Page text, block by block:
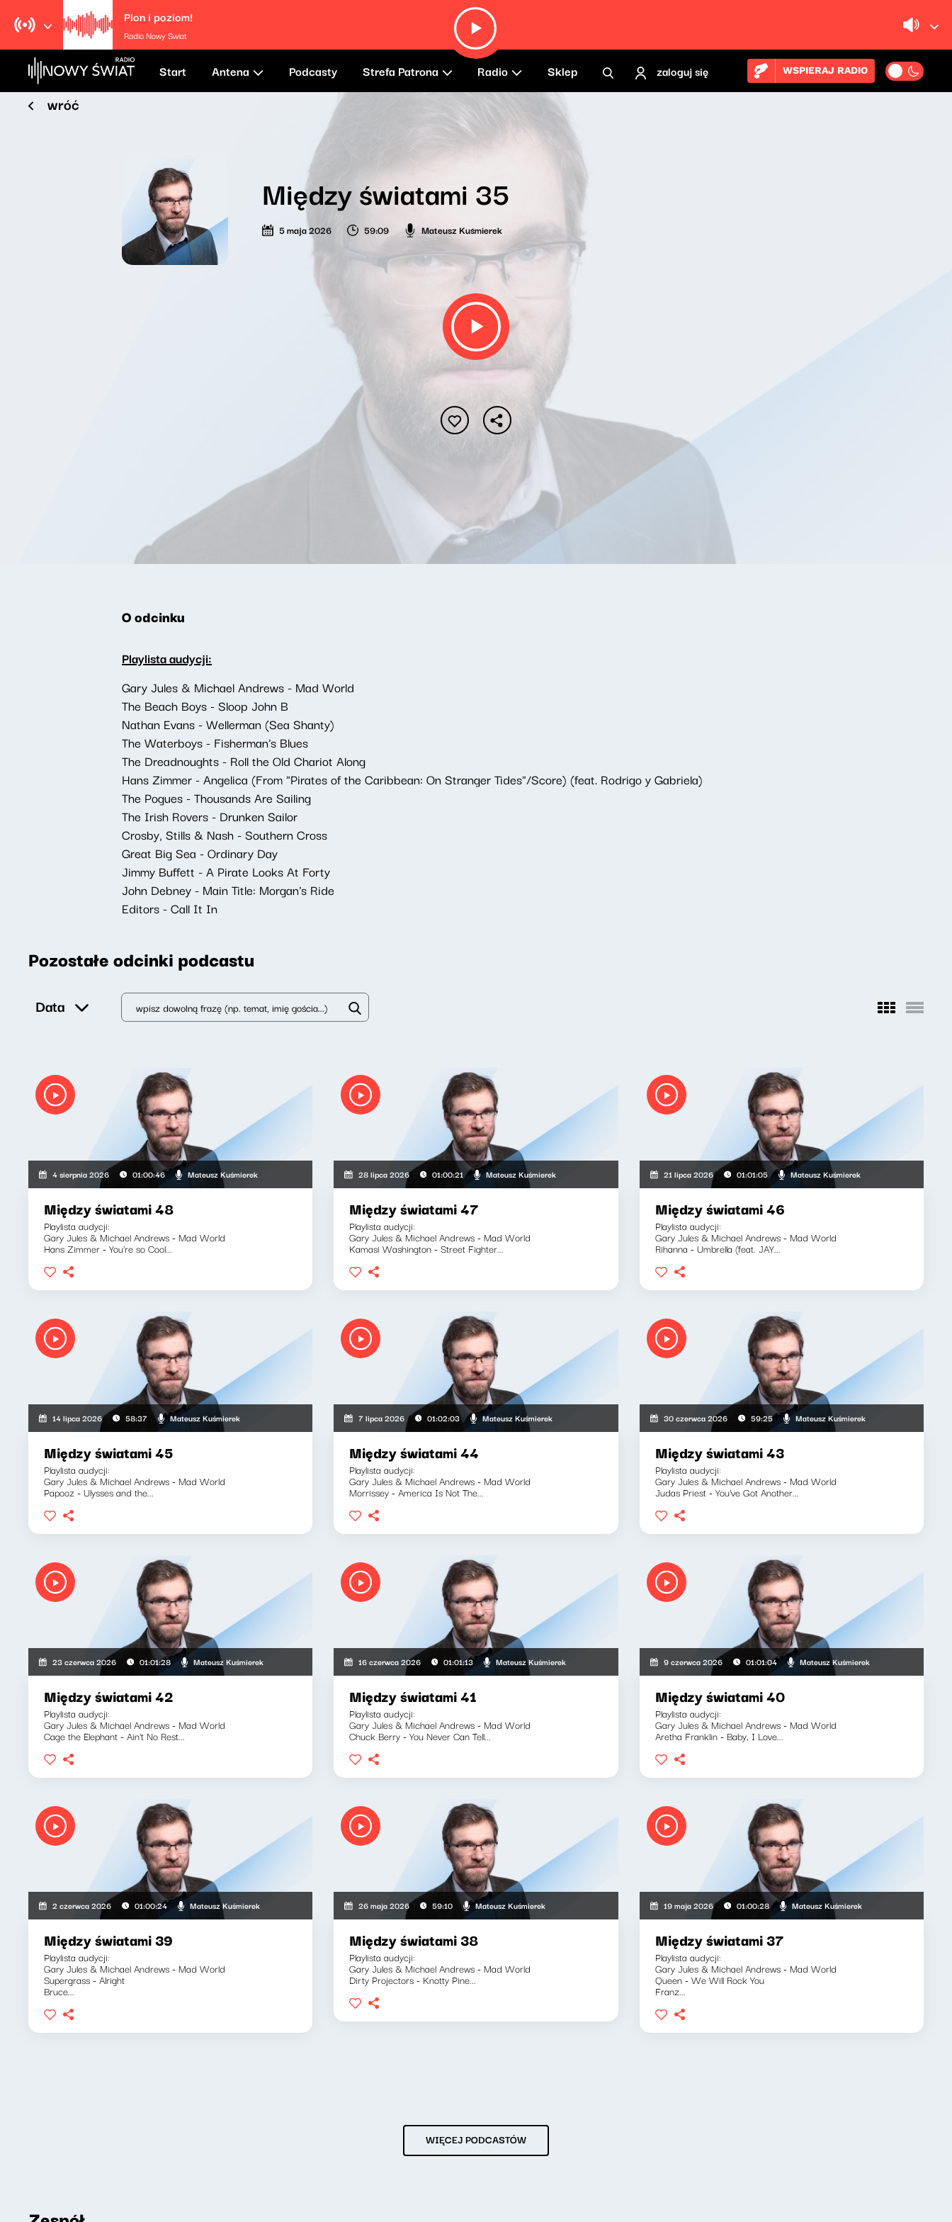
Pion i poziom!
Radio Nowy Świat
Start Antena Podcasty Strefa Patrona Radio Sklep zaloguj się WSPIERAJ RADIO
wróć
Między światami 35
5 maja 2026 59:09 Mateusz Kuśmierek
O odcinku
Playlista audycji:
Gary Jules & Michael Andrews - Mad World
The Beach Boys - Sloop John B
Nathan Evans - Wellerman (Sea Shanty)
The Waterboys - Fisherman's Blues
The Dreadnoughts - Roll the Old Chariot Along
Hans Zimmer - Angelica (From "Pirates of the Caribbean: On Stranger Tides"/Score) (feat. Rodrigo y Gabriela)
The Pogues - Thousands Are Sailing
The Irish Rovers - Drunken Sailor
Crosby, Stills & Nash - Southern Cross
Great Big Sea - Ordinary Day
Jimmy Buffett - A Pirate Looks At Forty
John Debney - Main Title: Morgan's Ride
Editors - Call It In
Pozostałe odcinki podcastu
Data
4 sierpnia 2026 01:00:46 Mateusz Kuśmierek
Między światami 48
Playlista audycji:
Gary Jules & Michael Andrews - Mad World
Hans Zimmer - You're so Cool...
28 lipca 2026 01:00:21 Mateusz Kuśmierek
Między światami 47
Playlista audycji:
Gary Jules & Michael Andrews - Mad World
Kamasi Washington - Street Fighter...
21 lipca 2026 01:01:05 Mateusz Kuśmierek
Między światami 46
Playlista audycji:
Gary Jules & Michael Andrews - Mad World
Rihanna - Umbrella (feat. JAY...
14 lipca 2026 58:37 Mateusz Kuśmierek
Między światami 45
Playlista audycji:
Gary Jules & Michael Andrews - Mad World
Papooz - Ulysses and the...
7 lipca 2026 01:02:03 Mateusz Kuśmierek
Między światami 44
Playlista audycji:
Gary Jules & Michael Andrews - Mad World
Morrissey - America Is Not The...
30 czerwca 2026 59:25 Mateusz Kuśmierek
Między światami 43
Playlista audycji:
Gary Jules & Michael Andrews - Mad World
Judas Priest - You've Got Another...
23 czerwca 2026 01:01:28 Mateusz Kuśmierek
Między światami 42
Playlista audycji:
Gary Jules & Michael Andrews - Mad World
Cage the Elephant - Ain't No Rest...
16 czerwca 2026 01:01:13 Mateusz Kuśmierek
Między światami 41
Playlista audycji:
Gary Jules & Michael Andrews - Mad World
Chuck Berry - You Never Can Tell...
9 czerwca 2026 01:01:04 Mateusz Kuśmierek
Między światami 40
Playlista audycji:
Gary Jules & Michael Andrews - Mad World
Aretha Franklin - Baby, I Love...
2 czerwca 2026 01:00:24 Mateusz Kuśmierek
Między światami 39
Playlista audycji:
Gary Jules & Michael Andrews - Mad World
Supergrass - Alright
Bruce...
26 maja 2026 59:10 Mateusz Kuśmierek
Między światami 38
Playlista audycji:
Gary Jules & Michael Andrews - Mad World
Dirty Projectors - Knotty Pine...
19 maja 2026 01:00:28 Mateusz Kuśmierek
Między światami 37
Playlista audycji:
Gary Jules & Michael Andrews - Mad World
Queen - We Will Rock You
Franz...
WIĘCEJ PODCASTÓW